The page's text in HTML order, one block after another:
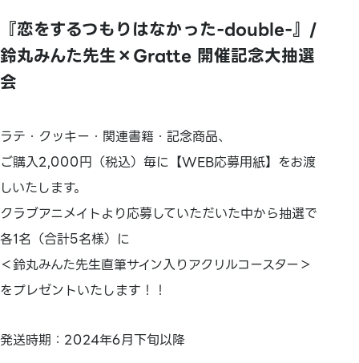
『恋をするつもりはなかった-double-』/
鈴丸みんた先生×Gratte 開催記念大抽選
会
ラテ・クッキー・関連書籍・記念商品、
ご購入2,000円（税込）毎に【WEB応募用紙】をお渡
しいたします。
クラブアニメイトより応募していただいた中から抽選で
各1名（合計5名様）に
＜鈴丸みんた先生直筆サイン入りアクリルコースター＞
をプレゼントいたします！！
発送時期：2024年6月下旬以降